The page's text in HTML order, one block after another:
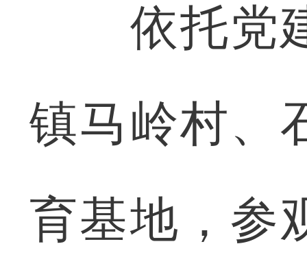
依托党建
镇马岭村、
育基地，参